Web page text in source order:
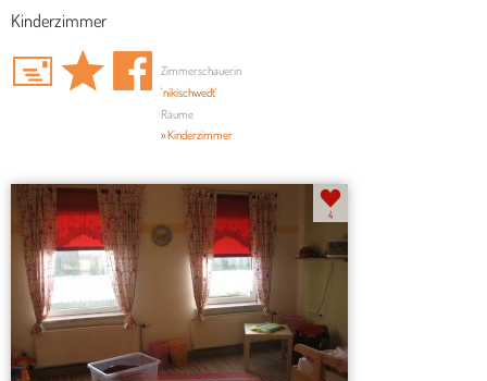
Kinderzimmer
Zimmerschauerin
'nikischwedt'
Räume
» Kinderzimmer
4